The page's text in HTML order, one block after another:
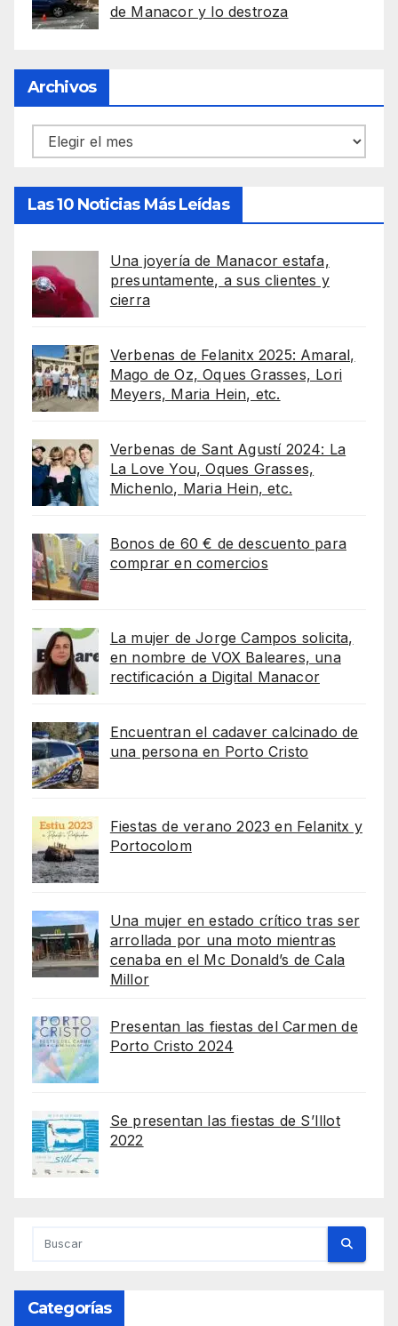
de Manacor y lo destroza
Archivos
Archivos
Las 10 Noticias Más Leídas
Una joyería de Manacor estafa,
presuntamente, a sus clientes y
cierra
Verbenas de Felanitx 2025: Amaral,
Mago de Oz, Oques Grasses, Lori
Meyers, Maria Hein, etc.
Verbenas de Sant Agustí 2024: La
La Love You, Oques Grasses,
Michenlo, Maria Hein, etc.
Bonos de 60 € de descuento para
comprar en comercios
La mujer de Jorge Campos solicita,
en nombre de VOX Baleares, una
rectificación a Digital Manacor
Encuentran el cadaver calcinado de
una persona en Porto Cristo
Fiestas de verano 2023 en Felanitx y
Portocolom
Una mujer en estado crítico tras ser
arrollada por una moto mientras
cenaba en el Mc Donald’s de Cala
Millor
Presentan las fiestas del Carmen de
Porto Cristo 2024
Se presentan las fiestas de S’Illot
2022
Categorías